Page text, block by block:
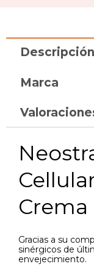
Descripción
Marca
Crema
Gracias a su
sinérgicos de
envejecimiento.